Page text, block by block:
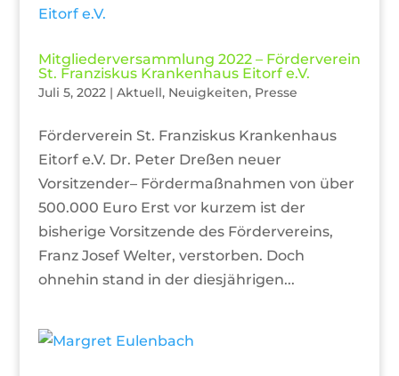
Mitgliederversammlung 2022 – Förderverein
St. Franziskus Krankenhaus Eitorf e.V.
Juli 5, 2022| Aktuell, Neuigkeiten, Presse
Förderverein St. Franziskus Krankenhaus
Eitorf e.V. Dr. Peter Dreßen neuer
Vorsitzender– Fördermaßnahmen von über
500.000 Euro Erst vor kurzem ist der
bisherige Vorsitzende des Fördervereins,
Franz Josef Welter, verstorben. Doch
ohnehin stand in der diesjährigen...